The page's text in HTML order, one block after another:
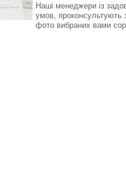
Наші менеджери із
умов, проконсультують
фото вибраних вами